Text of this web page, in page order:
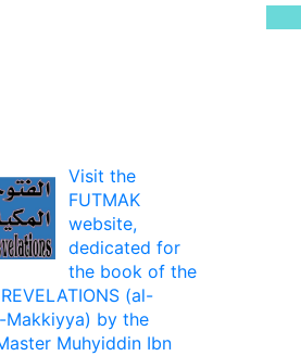
Visit the
FUTMAK
website,
dedicated for
the book of the
(al-
Makkiyya) by the
Muhyiddin Ibn